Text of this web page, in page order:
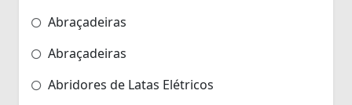
Abraçadeiras
Abraçadeiras
Abridores de Latas Elétricos